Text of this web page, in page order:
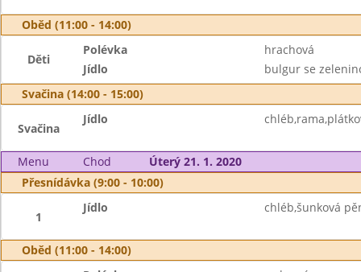
Oběd (11:00 - 14:00)
Děti
Polévka
hrachová
Jídlo
bulgur se
Svačina (14:00 - 15:00)
Svačina
Jídlo
Menu Chod
Úterý 21. 1. 2020
Přesnídávka (9:00 - 10:00)
1
Jídlo chléb,šunková
Oběd (11:00 - 14:00)